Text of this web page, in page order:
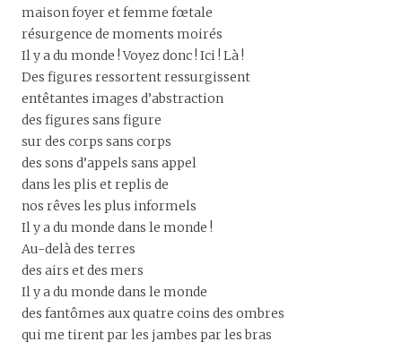
maison foyer et femme fœtale
résurgence de moments moirés
Il y a du monde ! Voyez donc ! Ici ! Là !
Des figures ressortent ressurgissent
entêtantes images d’abstraction
des figures sans figure
sur des corps sans corps
des sons d’appels sans appel
dans les plis et replis de
nos rêves les plus informels
Il y a du monde dans le monde !
Au-delà des terres
des airs et des mers
Il y a du monde dans le monde
des fantômes aux quatre coins des ombres
qui me tirent par les jambes par les bras